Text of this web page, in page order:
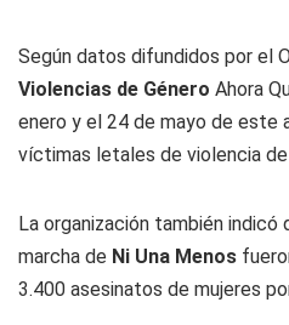
Según datos difundidos por el
Violencias de Género Ahora
enero y el 24 de mayo de este
víctimas letales de violencia
La organización también indicó
marcha de Ni Una Menos
3.400 asesinatos de mujeres